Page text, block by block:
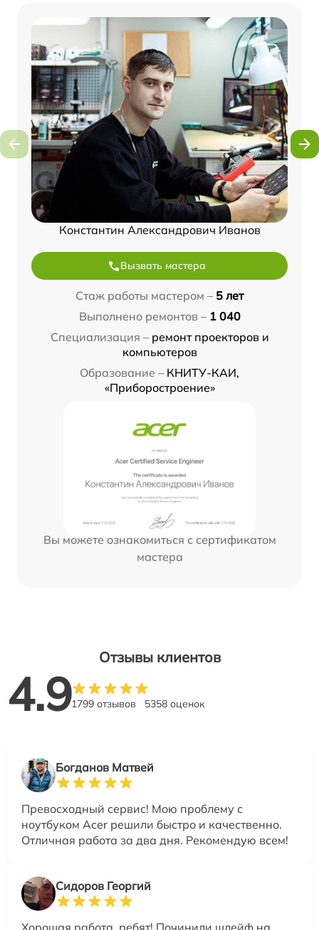
Константин Александрович Иванов
Вызвать мастера
Стаж работы мастером – 5 лет
Выполнено ремонтов – 1 040
Специализация – ремонт проекторов и
компьютеров
Образование – КНИТУ-КАИ,
«Приборостроение»
Вы можете ознакомиться с сертификатом
мастера
Отзывы клиентов
4.91799 отзывов 5358 оценок
Богданов Матвей
Превосходный сервис! Мою проблему с
ноутбуком Acer решили быстро и качественно.
Отличная работа за два дня. Рекомендую всем!
Сидоров Георгий